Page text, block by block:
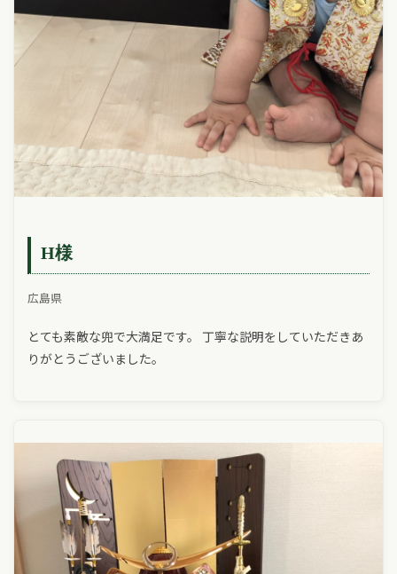
H様
広島県
とても素敵な兜で大満足です。 丁寧な説明をしていただきあ
りがとうございました。